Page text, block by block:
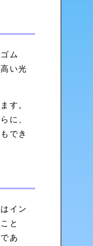
ム
い光
す。
に、
でき
イン
と
あ